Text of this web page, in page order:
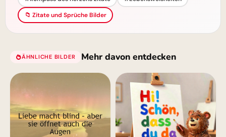
📁 Zitate und Sprüche Bilder
ÄHNLICHE BILDER Mehr davon entdecken